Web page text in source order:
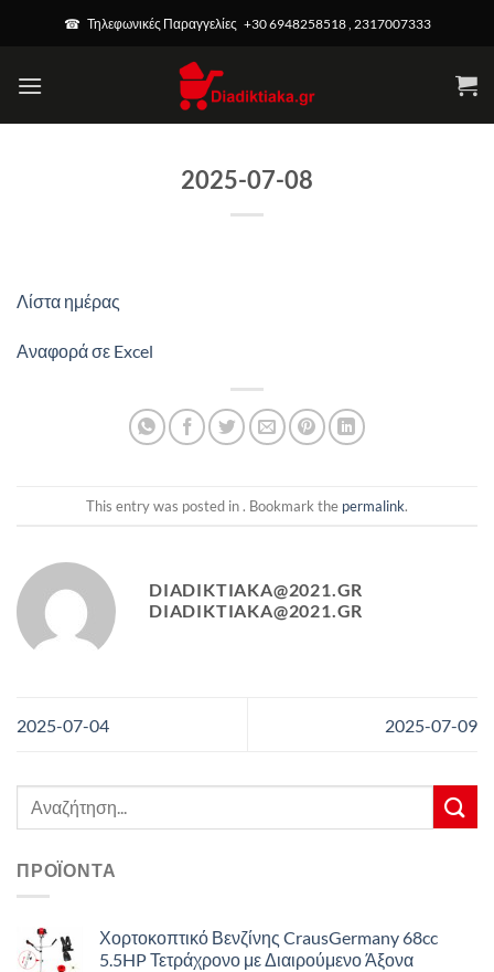
☎ Τηλεφωνικές Παραγγελίες +30 6948258518 , 2317007333
2025-07-08
Λίστα ημέρας
Αναφορά σε Excel
This entry was posted in . Bookmark the permalink.
DIADIKTIAKA@2021.GR
DIADIKTIAKA@2021.GR
2025-07-04 2025-07-09
Αναζήτηση
ΠΡΟΪΌΝΤΑ
Χορτοκοπτικό Βενζίνης CrausGermany 68cc
5.5HP Τετράχρονο με Διαιρούμενο Άξονα